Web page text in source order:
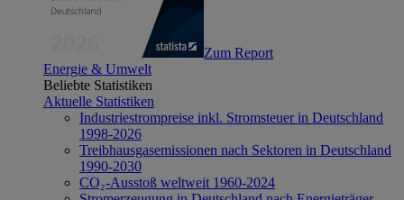
Zum Report
Energie & Umwelt
Beliebte Statistiken
Aktuelle Statistiken
Industriestrompreise inkl. Stromsteuer in Deutschland
1998-2026
Treibhausgasemissionen nach Sektoren in Deutschland
1990-2030
CO₂-Ausstoß weltweit 1960-2024